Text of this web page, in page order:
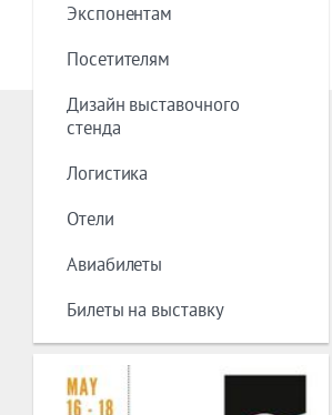
Экспонентам
Посетителям
Дизайн выставочного
стенда
Логистика
Отели
Авиабилеты
Билеты на выставку